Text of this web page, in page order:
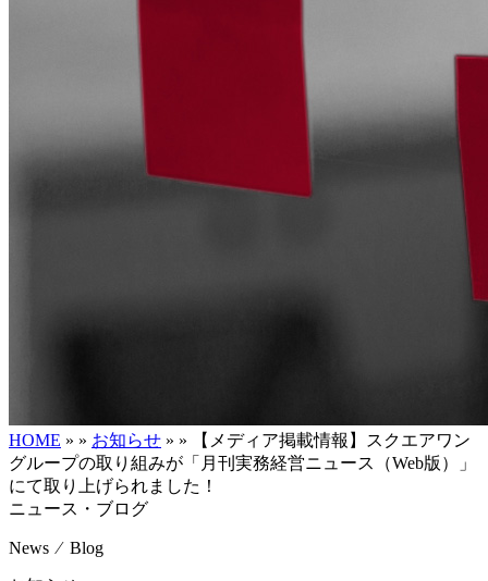
HOME » » お知らせ » »
【メディア掲載情報】スクエアワン
グループの取り組みが「月刊実務経営ニュース（Web版）」
にて取り上げられました！
ニュース・ブログ
News ⁄ Blog